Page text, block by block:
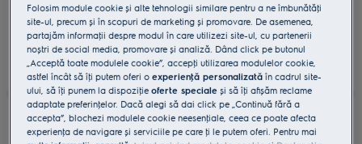
Folosim module cookie și alte tehnologii similare pentru a ne îmbunătăţi
site-ul, precum și în scopuri de marketing și promovare. De asemenea,
partajăm informaţii despre modul în care utilizezi site-ul, cu partenerii
noștri de social media, promovare și analiză. Dând click pe butonul
„Acceptă toate modulele cookie”, accepţi utilizarea modulelor cookie,
astfel încât să îţi putem oferi oexperienţă personalizată în cadrul site-
ului, să îţi punem la dispoziţieoferte speciale și să îţi afișăm reclame
adaptate preferinţelor. Dacă alegi să dai click pe „Continuă fără a
accepta”, blochezi modulele cookie neesenţiale, ceea ce poate afecta
experienţa de navigare și serviciile pe care ţi le putem oferi. Pentru mai